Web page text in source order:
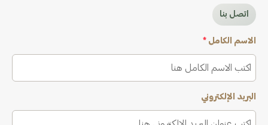
اتصل بنا
الاسم الكامل *
البريد الإلكتروني